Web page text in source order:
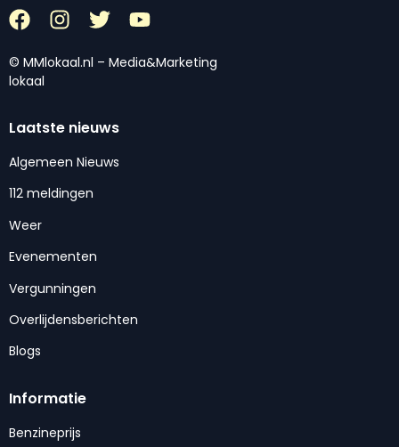
© MMlokaal.nl – Media&Marketing
lokaal
Laatste nieuws
Algemeen Nieuws
112 meldingen
Weer
Evenementen
Vergunningen
Overlijdensberichten
Blogs
Informatie
Benzineprijs